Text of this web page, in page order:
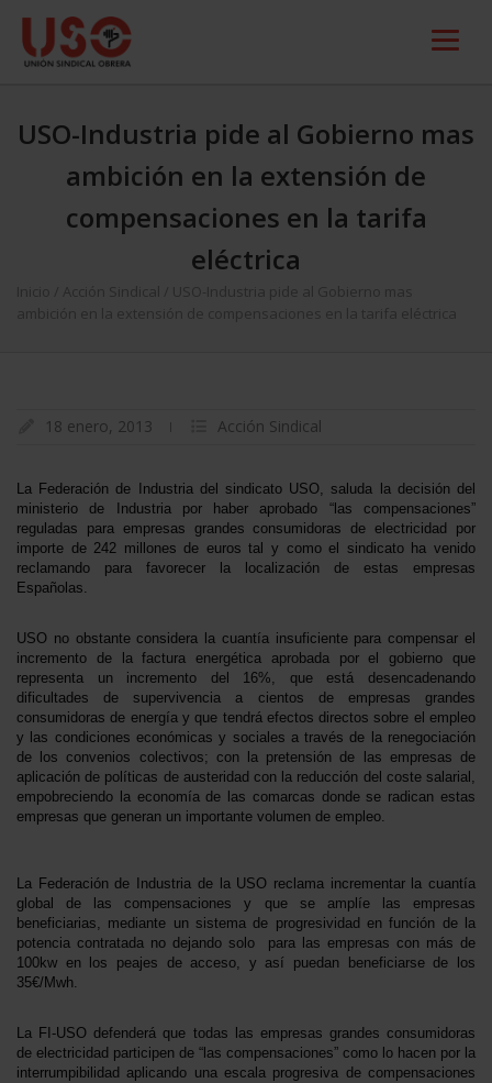
USO-Industria pide al Gobierno mas
ambición en la extensión de
compensaciones en la tarifa
eléctrica
Inicio Acción Sindical
USO-Industria pide al Gobierno mas
ambición en la extensión de compensaciones en la tarifa eléctrica
18 enero, 2013 Acción Sindical
La Federación de Industria del sindicato USO, saluda la decisión del
ministerio de Industria por haber aprobado “las compensaciones”
reguladas para empresas grandes consumidoras de electricidad por
importe de 242 millones de euros tal y como el sindicato ha venido
reclamando para favorecer la localización de estas empresas
Españolas.
USO no obstante considera la cuantía insuficiente para compensar el
incremento de la factura energética aprobada por el gobierno que
representa un incremento del 16%, que está desencadenando
dificultades de supervivencia a cientos de empresas grandes
consumidoras de energía y que tendrá efectos directos sobre el empleo
y las condiciones económicas y sociales a través de la renegociación
de los convenios colectivos; con la pretensión de las empresas de
aplicación de políticas de austeridad con la reducción del coste salarial,
empobreciendo la economía de las comarcas donde se radican estas
empresas que generan un importante volumen de empleo.
La Federaciónde Industria de la USO reclama incrementar la cuantía
global de las compensaciones y que se amplíe las empresas
beneficiarias, mediante un sistema de progresividad en función de la
potencia contratada no dejando solo para las empresas con más de
100kw en los peajes de acceso, y así puedan beneficiarse de los
35€/Mwh.
La FI-USO defenderá que todas las empresas grandes consumidoras
de electricidad participen de “las compensaciones” como lo hacen por la
interrumpibilidad aplicando una escala progresiva de compensaciones